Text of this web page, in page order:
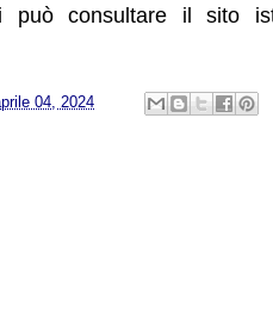
consultare il sito
04, 2024